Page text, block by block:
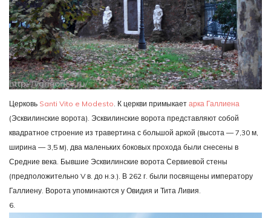
Церковь Santi Vito e Modesto . К церкви примыкает арка Галлиена
(Эсквилинские ворота). Эсквилинские ворота представляют собой
квадратное строение из травертина с большой аркой (высота — 7,30 м,
ширина — 3,5 м), два маленьких боковых прохода были снесены в
Средние века. Бывшие Эсквилинские ворота Сервиевой стены
(предположительно V в. до н.э.). В 262 г. были посвящены императору
Галлиену. Ворота упоминаются у Овидия и Тита Ливия.
6.